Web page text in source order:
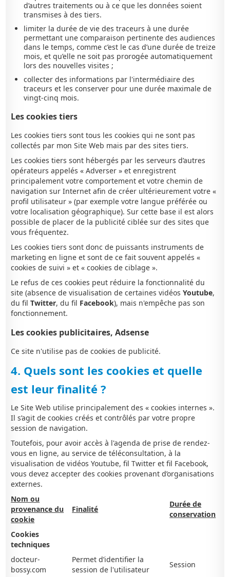
d’autres traitements ou à ce que les données soient
transmises à des tiers.
limiter la durée de vie des traceurs à une durée
permettant une comparaison pertinente des audiences
dans le temps, comme c’est le cas d’une durée de treize
mois, et qu’elle ne soit pas prorogée automatiquement
lors des nouvelles visites ;
collecter des informations par l'intermédiaire des
traceurs et les conserver pour une durée maximale de
vingt-cinq mois.
Les cookies tiers
Les cookies tiers sont tous les cookies qui ne sont pas
collectés par mon Site Web mais par des sites tiers.
Les cookies tiers sont hébergés par les serveurs d’autres
opérateurs appelés « Adverser » et enregistrent
principalement votre comportement et votre chemin de
navigation sur Internet afin de créer ultérieurement votre «
profil utilisateur » (par exemple votre langue préférée ou
votre localisation géographique). Sur cette base il est alors
possible de placer de la publicité ciblée sur des sites que
vous fréquentez.
Les cookies tiers sont donc de puissants instruments de
marketing en ligne et sont de ce fait souvent appelés «
cookies de suivi » et « cookies de ciblage ».
Le refus de ces cookies peut réduire la fonctionnalité du
site (absence de visualisation de certaines vidéosYoutube,
du filTwitter, du fil Facebook), mais n'empêche pas son
fonctionnement.
Les cookies publicitaires, Adsense
Ce site n'utilise pas de cookies de publicité.
4. Quels sont les cookies et quelle
est leur finalité ?
Le Site Web utilise principalement des « cookies internes ».
Il s’agit de cookies créés et contrôlés par votre propre
session de navigation.
Toutefois, pour avoir accès à l'agenda de prise de rendez-
vous en ligne, au service de téléconsultation, à la
visualisation de vidéos Youtube, fil Twitter et fil Facebook,
vous devez accepter des cookies provenant d’organisations
externes.
Nom ou
provenance du
cookie
Finalité
Durée de
conservation
Cookies
techniques
docteur-
bossy.com
Permet d’identifier la
session de l'utilisateur
Session